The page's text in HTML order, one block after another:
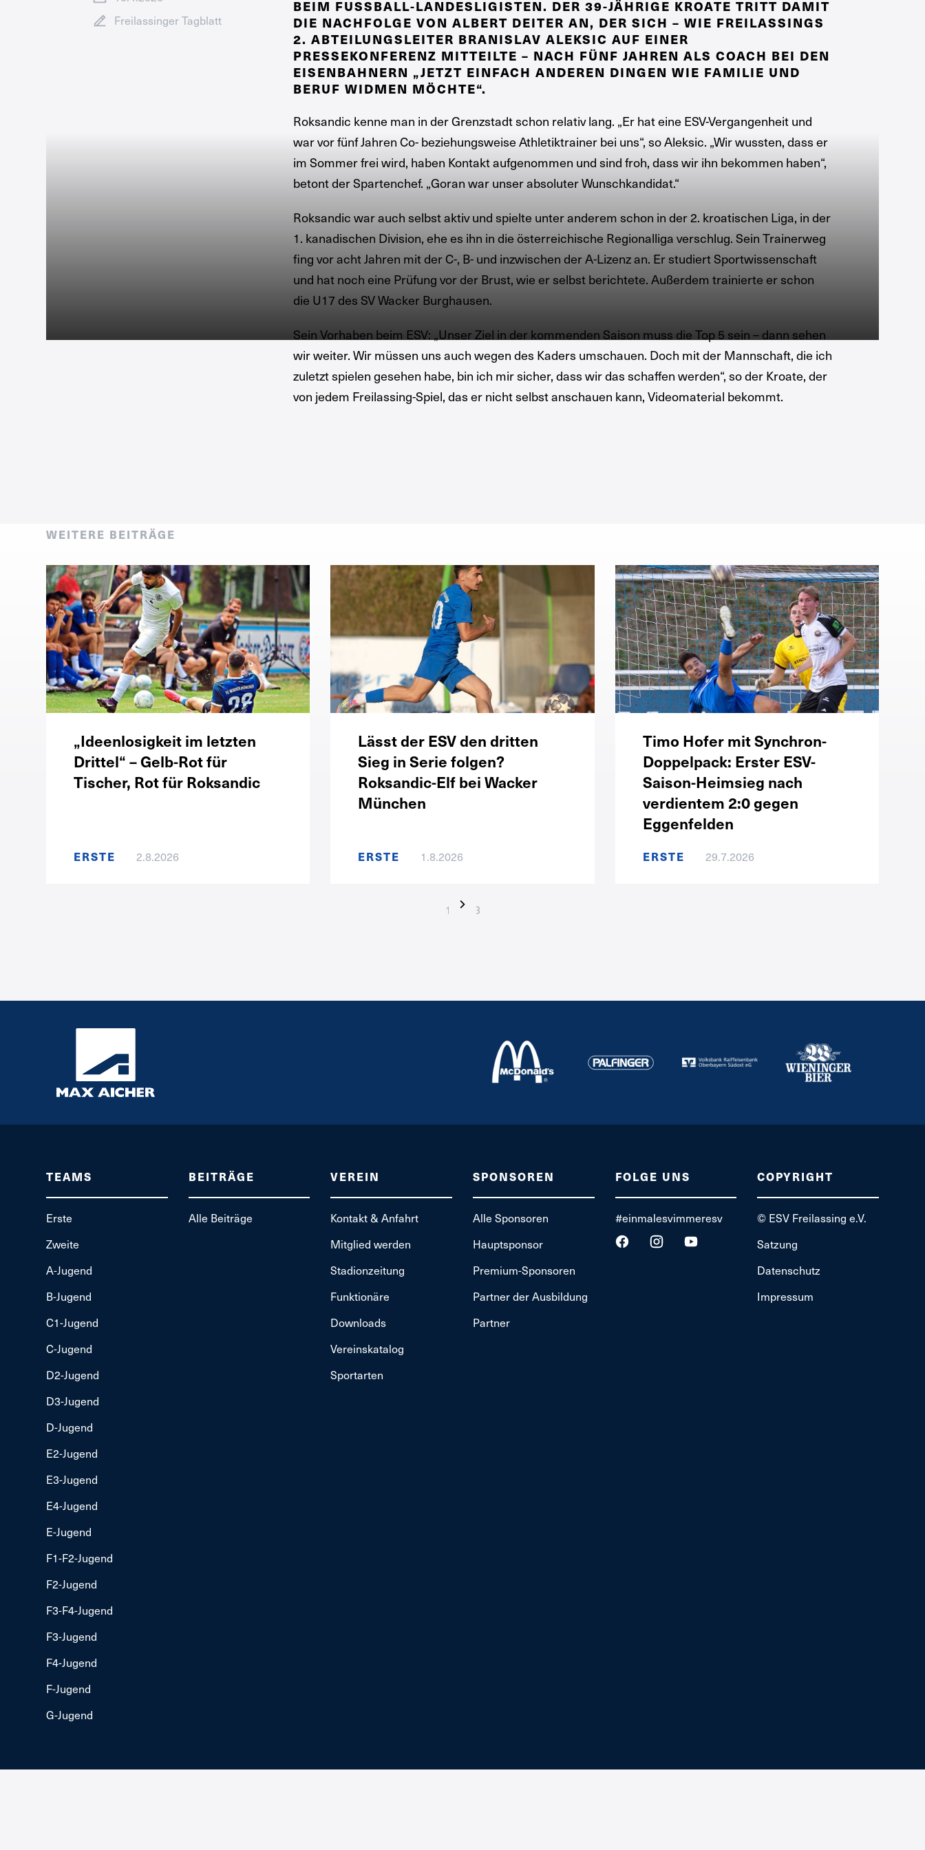
Freilassinger Tagblatt
BEIM FUSSBALL-LANDESLIGISTEN. DER 39-JÄHRIGE KROATE TRITT DAMIT D
IE NACHFOLGE VON ALBERT DEITER AN, DER SICH – WIE FREILASSINGS 2
. ABTEILUNGSLEITER BRANISLAV ALEKSIC AUF EINER P
RESSEKONFERENZ MITTEILTE – NACH FÜNF JAHREN ALS COACH BEI DEN E
ISENBAHNERN „JETZT EINFACH ANDEREN DINGEN WIE FAMILIE UND B
ERUF WIDMEN MÖCHTE“.
Roksandic kenne man in der Grenzstadt schon relativ lang. „Er hat eine ESV-Vergangenheit und
war vor fünf Jahren Co- beziehungsweise Athletiktrainer bei uns“, so Aleksic. „Wir wussten, dass er
im Sommer frei wird, haben Kontakt aufgenommen und sind froh, dass wir ihn bekommen haben“,
betont der Spartenchef. „Goran war unser absoluter Wunschkandidat.“
Roksandic war auch selbst aktiv und spielte unter anderem schon in der 2. kroatischen Liga, in der
1. kanadischen Division, ehe es ihn in die österreichische Regionalliga verschlug. Sein Trainerweg
fing vor acht Jahren mit der C-, B- und inzwischen der A-Lizenz an. Er studiert Sportwissenschaft
und hat noch eine Prüfung vor der Brust, wie er selbst berichtete. Außerdem trainierte er schon
die U17 des SV Wacker Burghausen.
Sein Vorhaben beim ESV: „Unser Ziel in der kommenden Saison muss die Top 5 sein – dann sehen
wir weiter. Wir müssen uns auch wegen des Kaders umschauen. Doch mit der Mannschaft, die ich
zuletzt spielen gesehen habe, bin ich mir sicher, dass wir das schaffen werden“, so der Kroate, der
von jedem Freilassing-Spiel, das er nicht selbst anschauen kann, Videomaterial bekommt.
WEITERE BEITRÄGE
„Ideenlosigkeit im letzten
Drittel“ – Gelb-Rot für
Tischer, Rot für Roksandic
ERSTE 2.8.2026
Lässt der ESV den dritten
Sieg in Serie folgen?
Roksandic-Elf bei Wacker
München
ERSTE 1.8.2026
Timo Hofer mit Synchron-
Doppelpack: Erster ESV-
Saison-Heimsieg nach
verdientem 2:0 gegen
Eggenfelden
ERSTE 29.7.2026
1 / 123
TEAMS
Erste
Zweite
A-Jugend
B-Jugend
C1-Jugend
C-Jugend
D2-Jugend
D3-Jugend
D-Jugend
E2-Jugend
E3-Jugend
E4-Jugend
E-Jugend
F1-F2-Jugend
F2-Jugend
F3-F4-Jugend
F3-Jugend
F4-Jugend
F-Jugend
G-Jugend
BEITRÄGE
Alle Beiträge
VEREIN
Kontakt & Anfahrt
Mitglied werden
Stadionzeitung
Funktionäre
Downloads
Vereinskatalog
Sportarten
SPONSOREN
Alle Sponsoren
Hauptsponsor
Premium-Sponsoren
Partner der Ausbildung
Partner
FOLGE UNS
#einmalesvimmeresv
COPYRIGHT
© ESV Freilassing e.V.
Satzung
Datenschutz
Impressum